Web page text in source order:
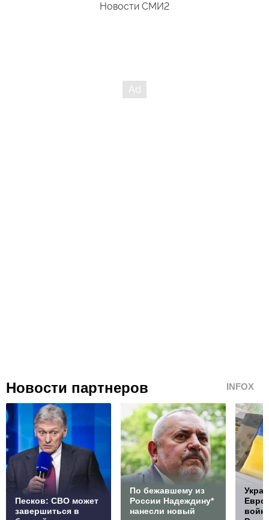
Новости СМИ2
Новости партнеров INFOX
Песков: СВО может
завершиться в
По бежавшему из
России Надеждину*
нанесли новый